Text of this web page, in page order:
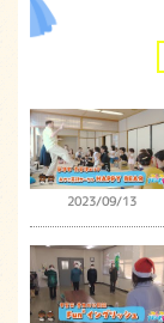
2023/09/13